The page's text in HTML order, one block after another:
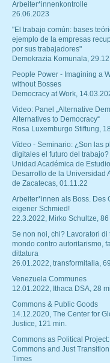
Arbeiter*innenkontrolle
26.06.2023
"El trabajo común: bases
ejemplo de la empresas
por sus trabajadores"
Demokrazia Komunala,
People Power - Imagining a
without Bosses
Democracy at Work,
Video: Panel „Alternative
Alternatives to Democracy“
Rosa Luxemburgo Stiftung,
Vídeo - Seminario: ¿Son las
digitales el futuro del trabajo?
Unidad Académica de
Desarrollo de la Universidad
de Zacatecas, 01.11.22
Arbeiter*innen als Boss. Des
eigener Schmied!
22.3.2022, Mirko Schultze, 86
Se non noi, chi? Lavoratori di
mondo contro autoritarismo,
dittatura
26.01.2022, transformitalia,
Venezuela Communes
12.01.2022, Ithaca DSA, 28
Commons & Public Goods
14.12.2020, The Center for
Justice, 121 min.
Commons as Political Project:
Commons and Just
Times